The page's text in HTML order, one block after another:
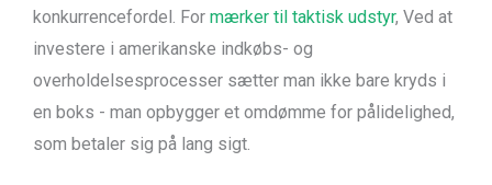
konkurrencefordel. For mærker til taktisk udstyr, Ved at
investere i amerikanske indkøbs- og
overholdelsesprocesser sætter man ikke bare kryds i
en boks - man opbygger et omdømme for pålidelighed,
som betaler sig på lang sigt.